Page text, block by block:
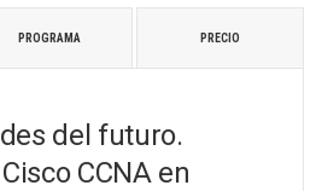
PROGRAMA PRECIO
del futuro.
CCNA en